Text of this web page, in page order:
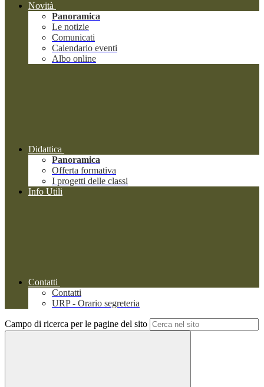
Novità
Panoramica
Le notizie
Comunicati
Calendario eventi
Albo online
Didattica
Panoramica
Offerta formativa
I progetti delle classi
Info Utili
Contatti
Contatti
URP - Orario segreteria
Campo di ricerca per le pagine del sito